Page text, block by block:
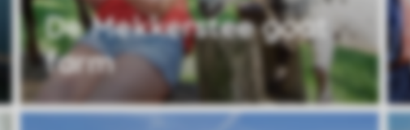
De Mekkerstee goat
farm